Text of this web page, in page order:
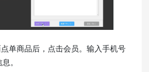
单商品后，点击会员。输入手机号
。